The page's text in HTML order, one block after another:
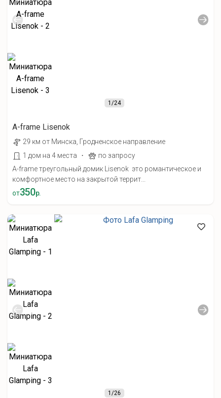
1/24
A-frame Lisenok
29 км от Минска, Гродненское направление
1 дом на 4 места
·
по запросу
A-frame треугольный домик Lisenok это романтическое и
комфортное место на закрытой террит...
от350р.
1/26